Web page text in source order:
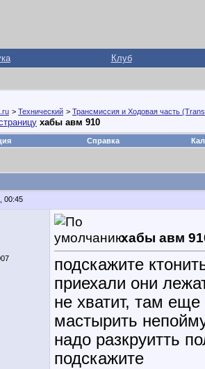
Клуб
> Технический > Трансмиссия и Ходовая часть
хабы авм 910
Справка
00:45
хабы авм
подскажите
приехали они
не хватит, там еще
мастырить
надо разкруитть
подскажите